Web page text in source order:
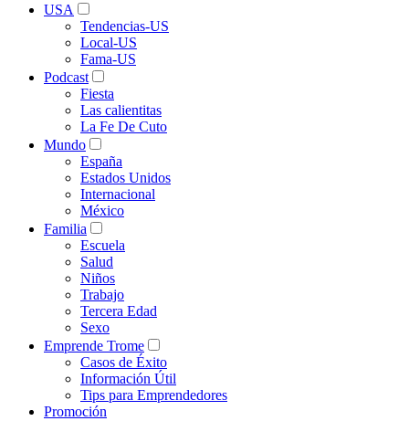
USA
Tendencias-US
Local-US
Fama-US
Podcast
Fiesta
Las calientitas
La Fe De Cuto
Mundo
España
Estados Unidos
Internacional
México
Familia
Escuela
Salud
Niños
Trabajo
Tercera Edad
Sexo
Emprende Trome
Casos de Éxito
Información Útil
Tips para Emprendedores
Promoción